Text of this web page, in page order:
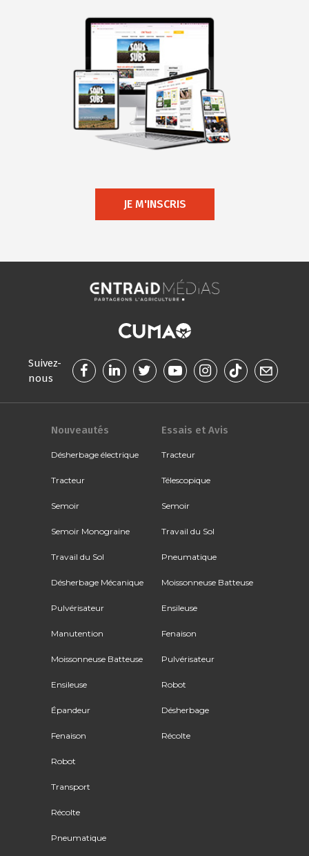
JE M'INSCRIS
Suivez-
nous
Nouveautés
Désherbage électrique
Tracteur
Semoir
Semoir Monograine
Travail du Sol
Désherbage Mécanique
Pulvérisateur
Manutention
Moissonneuse Batteuse
Ensileuse
Épandeur
Fenaison
Robot
Transport
Récolte
Pneumatique
Essais et Avis
Tracteur
Télescopique
Semoir
Travail du Sol
Pneumatique
Moissonneuse Batteuse
Ensileuse
Fenaison
Pulvérisateur
Robot
Désherbage
Récolte